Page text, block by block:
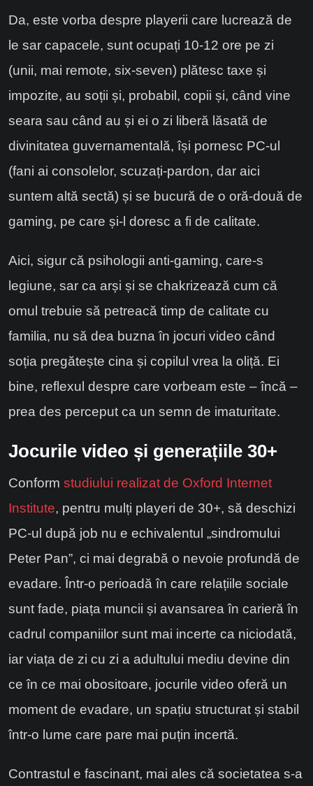
Da, este vorba despre playerii care lucrează de
le sar capacele, sunt ocupați 10-12 ore pe zi
(unii, mai remote, six-seven) plătesc taxe și
impozite, au soții și, probabil, copii și, când vine
seara sau când au și ei o zi liberă lăsată de
divinitatea guvernamentală, își pornesc PC-ul
(fani ai consolelor, scuzați-pardon, dar aici
suntem altă sectă) și se bucură de o oră-două de
gaming, pe care și-l doresc a fi de calitate.
Aici, sigur că psihologii anti-gaming, care-s
legiune, sar ca arși și se chakrizează cum că
omul trebuie să petreacă timp de calitate cu
familia, nu să dea buzna în jocuri video când
soția pregătește cina și copilul vrea la oliță. Ei
bine, reflexul despre care vorbeam este – încă –
prea des perceput ca un semn de imaturitate.
Jocurile video și generațiile 30+
Conform studiului realizat de Oxford Internet
Institute, pentru mulți playeri de 30+, să deschizi
PC-ul după job nu e echivalentul „sindromului
Peter Pan”, ci mai degrabă o nevoie profundă de
evadare. Într-o perioadă în care relațiile sociale
sunt fade, piața muncii și avansarea în carieră în
cadrul companiilor sunt mai incerte ca niciodată,
iar viața de zi cu zi a adultului mediu devine din
ce în ce mai obositoare, jocurile video oferă un
moment de evadare, un spațiu structurat și stabil
într-o lume care pare mai puțin incertă.
Contrastul e fascinant, mai ales că societatea s-a